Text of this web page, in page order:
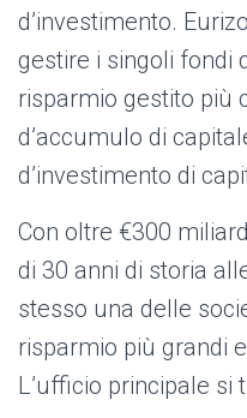
d’investimento.
gestire i singoli fondi
risparmio gestito più
d’accumulo di
d’investimento di
Con oltre €300
di 30 anni di storia
stesso una delle
risparmio più grandi
L’ufficio principale si